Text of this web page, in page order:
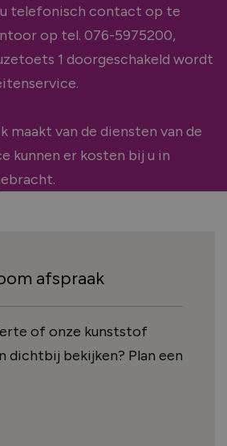
heb je nieuwe
de kozijnen van een
zoek je voor jouw
telefonisch contact op te
op tel. 076-5975200,
1 doorgeschakeld wordt
maakt van de diensten van de
kunnen er kosten bij u in
afspraak
of onze kunststof
dichtbij bekijken? Plan een